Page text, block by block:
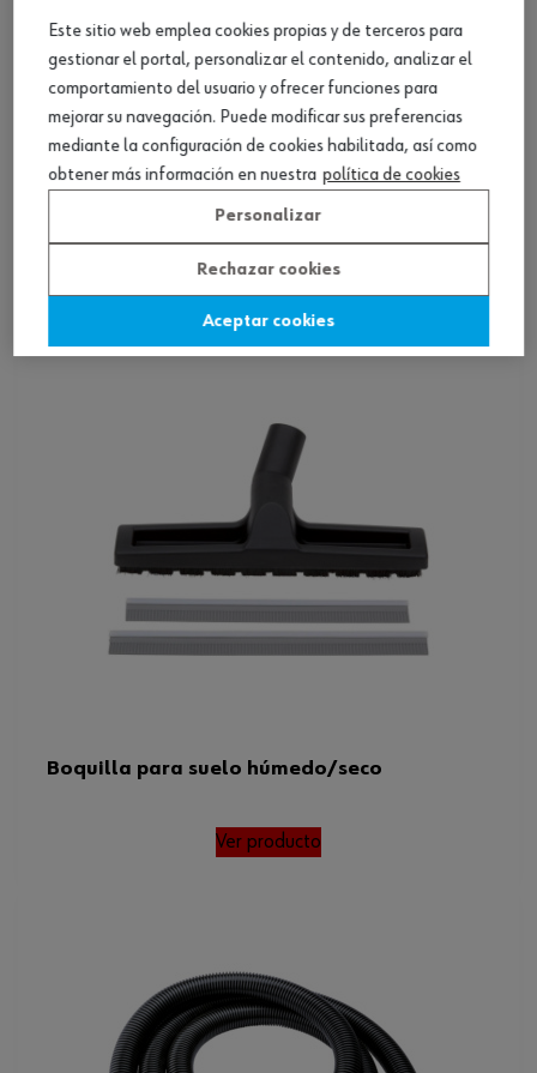
Boquilla plana para ISS
Boquilla para suelo húmedo/seco
Ver producto
Este sitio web emplea cookies propias y de terceros para
gestionar el portal, personalizar el contenido, analizar el
comportamiento del usuario y ofrecer funciones para
mejorar su navegación. Puede modificar sus preferencias
mediante la configuración de cookies habilitada, así como
obtener más información en nuestra política de cookies
Personalizar
Rechazar cookies
Aceptar cookies